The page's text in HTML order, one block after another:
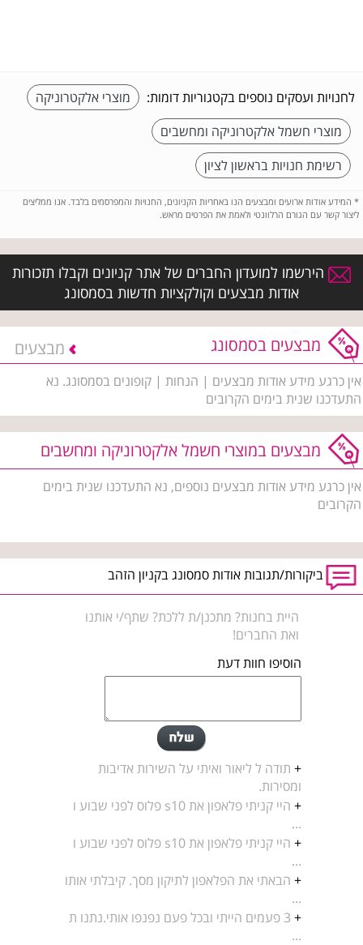
לחנויות ועסקים נוספים בקטגוריות דומות:
מוצרי אלקטרוניקה
מוצרי חשמל אלקטרוניקה ומחשבים
רשימת חנויות בראשון לציון
* המידע אודות ארועים ומבצעים הנו באחריות הקניונים, החנויות והמפרסמים בלבד. אנו ממליצים
ליצור קשר עם הגורם הרלוונטי ולאמת את הפרטים מראש.
הירשמו למועדון החברים של אתר קניונים וקבלו תזכורות
אודות מבצעים וקולקציות חדשות בסמסונג
מבצעים בסמסונג מבצעים
אין כרגע מידע אודות מבצעים | הנחות | קופונים בסמסונג. נא
התעדכנו שנית בימים הקרובים
מבצעים במוצרי חשמל אלקטרוניקה ומחשבים
אין כרגע מידע אודות מבצעים נוספים, נא התעדכנו שנית בימים
הקרובים
ביקורות/תגובות אודות סמסונג בקניון הזהב
היית בחנות? מתכנן/ת ללכת? שתף/י אותנו
ואת החברים!
הוסיפו חוות דעת
+ תודה ל ליאור ואיתי על השירות אדיבות
ומסירות.
+
היי קניתי פלאפון את s10 פלוס לפני שבוע ו
...
+
היי קניתי פלאפון את s10 פלוס לפני שבוע ו
...
+ הבאתי את הפלאפון לתיקון מסך. קיבלתי אותו
...
+
3 פעמים הייתי ובכל פעם נפנפו אותי.נתנו ת
...